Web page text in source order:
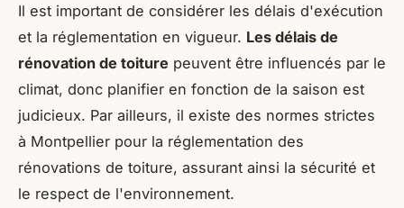
Il est important de considérer les délais d'exécution
et la réglementation en vigueur. Les délais de
rénovation de toiture peuvent être influencés par le
climat, donc planifier en fonction de la saison est
judicieux. Par ailleurs, il existe des normes strictes
à Montpellier pour la réglementation des
rénovations de toiture, assurant ainsi la sécurité et
le respect de l'environnement.